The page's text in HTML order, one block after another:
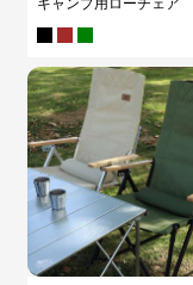
キャンプ用ローチェア